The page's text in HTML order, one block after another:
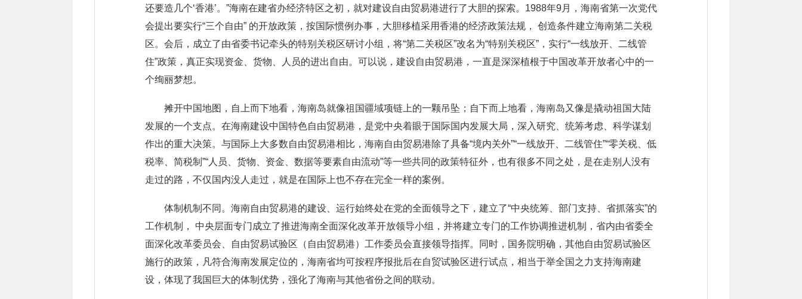
还要造几个‘香港’。”海南在建省办经济特区之初，就对建设自由贸易港进行了大胆的探索。1988年9月，海南省第一次党代
会提出要实行“三个自由” 的开放政策，按国际惯例办事，大胆移植采用香港的经济政策法规， 创造条件建立海南第二关税
区。会后，成立了由省委书记牵头的特别关税区研讨小组，将“第二关税区”改名为“特别关税区”，实行“一线放开、二线管
住”政策，真正实现资金、货物、人员的进出自由。可以说，建设自由贸易港，一直是深深植根于中国改革开放者心中的一
个绚丽梦想。
摊开中国地图，自上而下地看，海南岛就像祖国疆域项链上的一颗吊坠；自下而上地看，海南岛又像是撬动祖国大陆
发展的一个支点。在海南建设中国特色自由贸易港，是党中央着眼于国际国内发展大局，深入研究、统筹考虑、科学谋划
作出的重大决策。与国际上大多数自由贸易港相比，海南自由贸易港除了具备“境内关外”“一线放开、二线管住”“零关税、低
税率、简税制”“人员、货物、资金、数据等要素自由流动”等一些共同的政策特征外，也有很多不同之处，是在走别人没有
走过的路，不仅国内没人走过，就是在国际上也不存在完全一样的案例。
体制机制不同。海南自由贸易港的建设、运行始终处在党的全面领导之下，建立了“中央统筹、部门支持、省抓落实”的
工作机制， 中央层面专门成立了推进海南全面深化改革开放领导小组，并将建立专门的工作协调推进机制，省内由省委全
面深化改革委员会、自由贸易试验区（自由贸易港）工作委员会直接领导指挥。同时，国务院明确，其他自由贸易试验区
施行的政策，凡符合海南发展定位的，海南省均可按程序报批后在自贸试验区进行试点，相当于举全国之力支持海南建
设，体现了我国巨大的体制优势，强化了海南与其他省份之间的联动。